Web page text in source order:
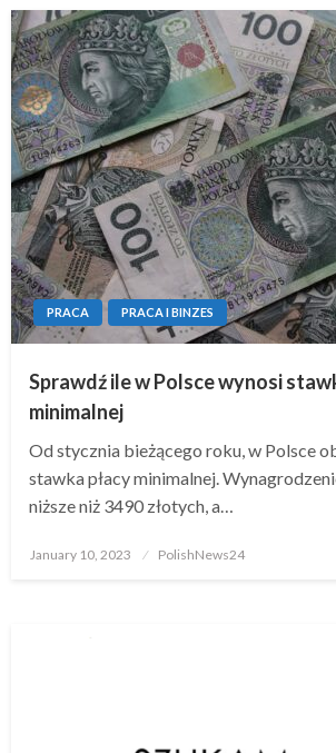
PRACA PRACA I BINZES
Sprawdź ile w Polsce wynosi
minimalnej
Od stycznia bieżącego roku, w Polsce
stawka płacy minimalnej.
niższe niż 3490 złotych, a…
Posted
January 10, 2023 PolishNews24